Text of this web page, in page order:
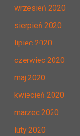
wrzesień 2020
sierpień 2020
lipiec 2020
czerwiec 2020
maj 2020
kwiecień 2020
marzec 2020
luty 2020